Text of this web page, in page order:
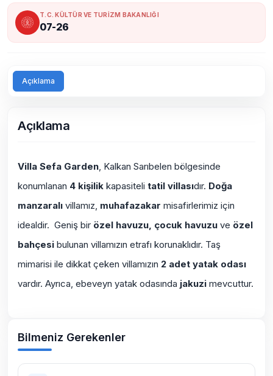
T.C. KÜLTÜR VE TURİZM BAKANLIĞI
07-26
Açıklama
Açıklama
Villa Sefa Garden, Kalkan Sarıbelen bölgesinde
konumlanan 4 kişilik kapasiteli tatil villasıdır. Doğa
manzaralı villamız, muhafazakar misafirlerimiz için
idealdir. Geniş bir özel havuzu, çocuk havuzu ve özel
bahçesi bulunan villamızın etrafı korunaklıdır. Taş
mimarisi ile dikkat çeken villamızın 2 adet yatak odası
vardır. Ayrıca, ebeveyn yatak odasında jakuzi mevcuttur.
Bilmeniz Gerekenler